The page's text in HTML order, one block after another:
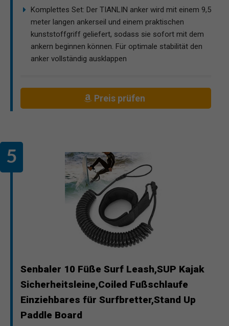
Komplettes Set: Der TIANLIN anker wird mit einem 9,5
meter langen ankerseil und einem praktischen
kunststoffgriff geliefert, sodass sie sofort mit dem
ankern beginnen können. Für optimale stabilität den
anker vollständig ausklappen
Preis prüfen
Senbaler 10 Füße Surf Leash,SUP Kajak
Sicherheitsleine,Coiled Fußschlaufe
Einziehbares für Surfbretter,Stand Up
Paddle Board